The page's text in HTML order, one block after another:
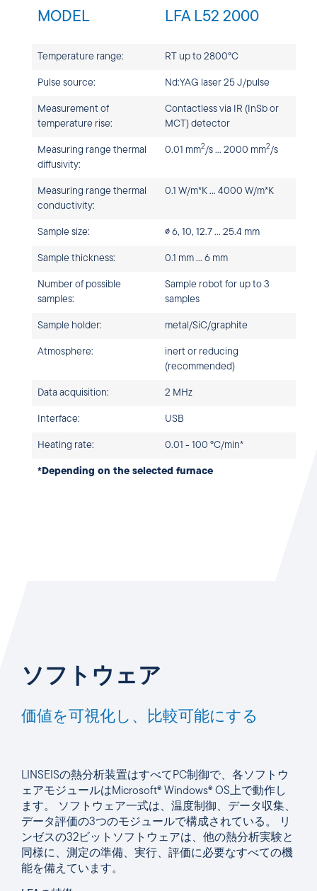
MODEL LFA L52 2000
Temperature range: RT up to 2800°C
Pulse source: Nd:YAG laser 25 J/pulse
Measurement of
temperature rise:
Contactless via IR (InSb or
MCT) detector
Measuring range thermal
diffusivity:
0.01 mm2/s ... 2000 mm2/s
Measuring range thermal
conductivity:
0.1 W/m*K ... 4000 W/m*K
Sample size: ∅ 6, 10, 12.7 ... 25.4 mm
Sample thickness: 0.1 mm ... 6 mm
Number of possible
samples:
Sample robot for up to 3
samples
Sample holder: metal/SiC/graphite
Atmosphere:
inert or reducing
(recommended)
Data acquisition: 2 MHz
Interface: USB
Heating rate: 0.01 - 100 °C/min*
*Depending on the selected furnace
ソフトウェア
価値を可視化し、比較可能にする
LINSEISの熱分析装置はすべてPC制御で、各ソフトウ
ェアモジュールはMicrosoft® Windows® OS上で動作し
ます。 ソフトウェア一式は、温度制御、データ収集、
データ評価の3つのモジュールで構成されている。 リ
ンゼスの32ビットソフトウェアは、他の熱分析実験と
同様に、測定の準備、実行、評価に必要なすべての機
能を備えています。